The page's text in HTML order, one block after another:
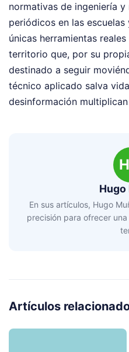
normativas de ingeniería
periódicos en las
únicas herramientas
territorio que, por su
destinado a seguir
técnico aplicado salva
desinformación
Hugo
En sus artículos, Hugo
precisión para ofrecer
Artículos